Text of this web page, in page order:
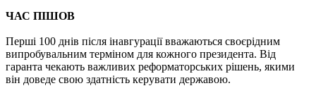
ЧАС ПІШОВ
Перші 100 днів після інавгурації вважаються своєрідним
випробувальним терміном для кожного президента. Від
гаранта чекають важливих реформаторських рішень, якими
він доведе свою здатність керувати державою.